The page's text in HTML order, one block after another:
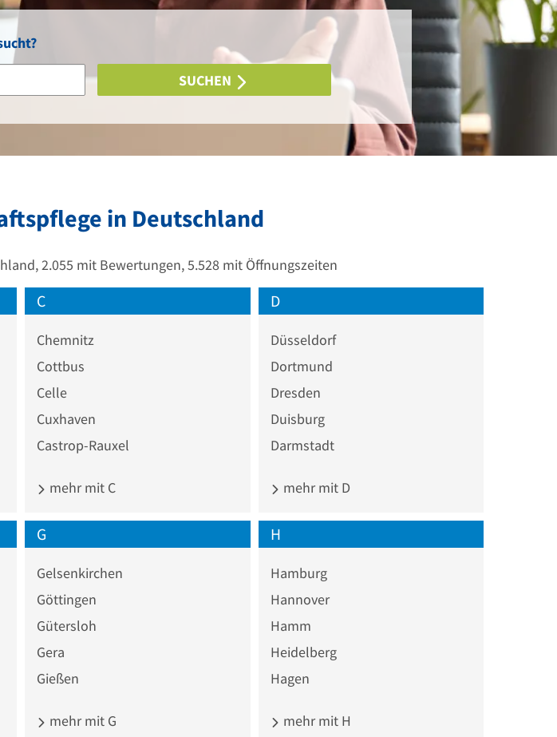
SUCHEN
in Deutschland
2.055 mit Bewertungen, 5.528 mit Öffnungszeiten
C
Chemnitz
Cottbus
Celle
Cuxhaven
Castrop-Rauxel
mehr mit C
D
Düsseldorf
Dortmund
Dresden
Duisburg
Darmstadt
mehr mit D
G
Gelsenkirchen
Göttingen
Gütersloh
Gera
Gießen
mehr mit G
H
Hamburg
Hannover
Hamm
Heidelberg
Hagen
mehr mit H